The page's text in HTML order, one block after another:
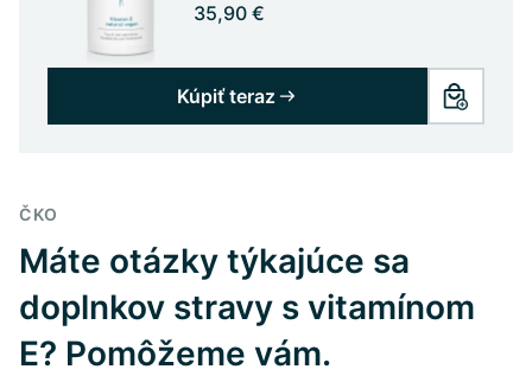
35,90 €
Kúpiť teraz
ČKO
Máte otázky týkajúce sa
doplnkov stravy s vitamínom
E? Pomôžeme vám.